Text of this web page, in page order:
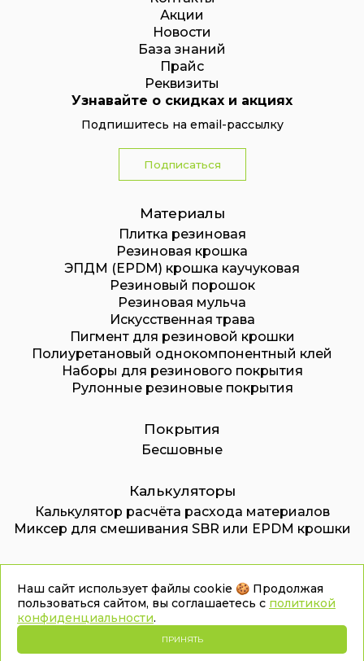
Акции
Новости
База знаний
Прайс
Реквизиты
Узнавайте о скидках и акциях
Подпишитесь на email-рассылку
Подписаться
Материалы
Плитка резиновая
Резиновая крошка
ЭПДМ (EPDM) крошка каучуковая
Резиновый порошок
Резиновая мульча
Искусственная трава
Пигмент для резиновой крошки
Полиуретановый однокомпонентный клей
Наборы для резинового покрытия
Рулонные резиновые покрытия
Покрытия
Бесшовные
Калькуляторы
Калькулятор расчёта расхода материалов
Миксер для смешивания SBR или EPDM крошки
© 2026. ООО «Дмитровский завод
инновационных технологий»
Карта сайта
Политика конфиденциальности
Наш сайт использует файлы cookie 🍪 Продолжая
пользоваться сайтом, вы соглашаетесь с политикой
конфиденциальности.
ПРИНЯТЬ